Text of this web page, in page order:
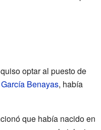
optar al puesto de
Benayas, había
que había nacido en